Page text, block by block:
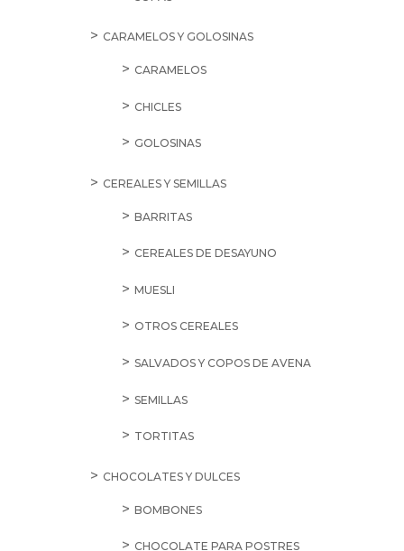
CARAMELOS Y GOLOSINAS
CARAMELOS
CHICLES
GOLOSINAS
CEREALES Y SEMILLAS
BARRITAS
CEREALES DE DESAYUNO
MUESLI
OTROS CEREALES
SALVADOS Y COPOS DE AVENA
SEMILLAS
TORTITAS
CHOCOLATES Y DULCES
BOMBONES
CHOCOLATE PARA POSTRES